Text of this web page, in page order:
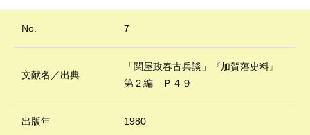
No. 7
文献名／出典
「関屋政春古兵談」『加賀藩史料』
第２編 Ｐ４９
出版年 1980